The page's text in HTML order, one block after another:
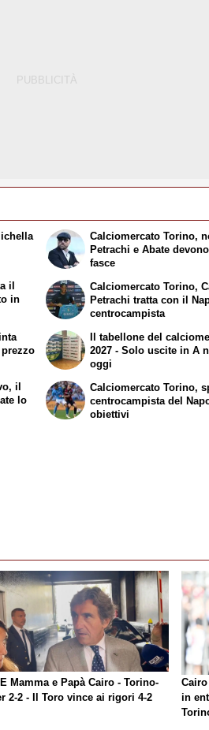
il
in
Calciomercato Torino,
Petrachi e Abate
fasce
Calciomercato Torino,
Petrachi tratta con il
centrocampista
il
lo
Il tabellone del
2027 - Solo uscite in A
oggi
Calciomercato Torino,
centrocampista del
obiettivi
Mamma e Papà Cairo - Torino-
2-2 - Il Toro vince ai rigori 4-2
in